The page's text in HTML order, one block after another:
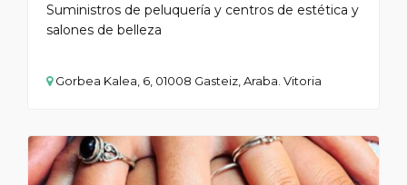
Suministros de peluquería y centros de estética y
salones de belleza
Gorbea Kalea, 6, 01008 Gasteiz, Araba. Vitoria